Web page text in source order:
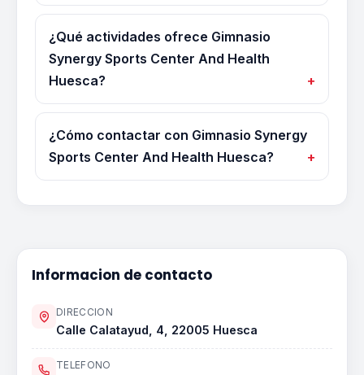
¿Qué actividades ofrece Gimnasio
Synergy Sports Center And Health
Huesca?
¿Cómo contactar con Gimnasio Synergy
Sports Center And Health Huesca?
Informacion de contacto
DIRECCION
Calle Calatayud, 4, 22005 Huesca
TELEFONO